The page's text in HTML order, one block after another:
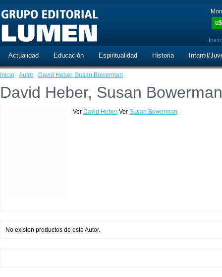
u$
Actualidad Educación Espiritualidad Historia Infantil/
Inicio · Autor · David Heber, Susan Bowerman
David Heber, Susan Bowerman
Ver David Heber Ver Susan Bowerman
No existen productos de este Autor.